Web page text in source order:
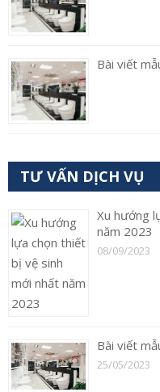
Bài viết
TƯ VẤN DỊCH VỤ
Xu hướng
năm 2023
08/09/2023
Bài viết
25/05/2023